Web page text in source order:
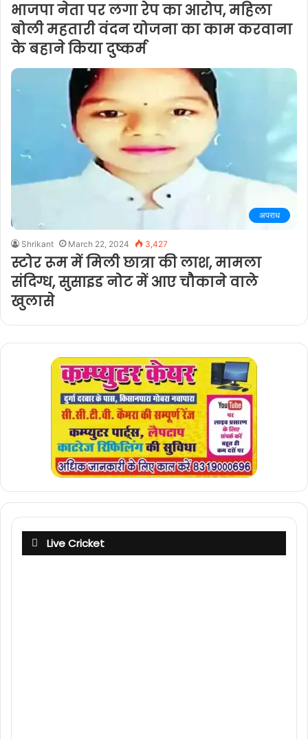
भाजपा नेता पर लगा रेप का आरोप, महिला
बोली महतारी वंदन योजना का काम करवाना
के बहाने किया दुष्कर्म
अपराध
Shrikant March 22, 2024 3,427
स्टोर रूम में मिली छात्रा की लाश, मामला
संदिग्ध, सुसाइड नोट में आए चौकाने वाले
खुलासे
Live Cricket